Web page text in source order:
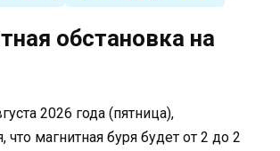
обстановка на
2026 года (пятница),
что магнитная буря будет от 2 до 2